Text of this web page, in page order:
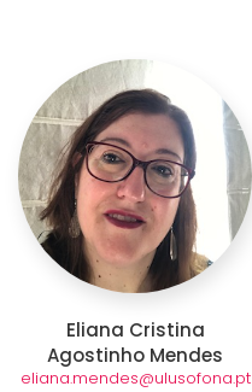
Eliana Cristina
Agostinho Mendes
eliana.mendes@ulusofona.pt